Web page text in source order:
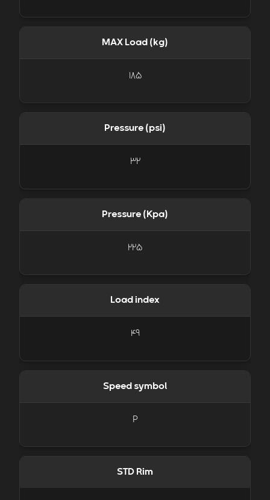
MAX Load (kg)
185
Pressure (psi)
32
Pressure (Kpa)
225
Load index
49
Speed symbol
P
STD Rim